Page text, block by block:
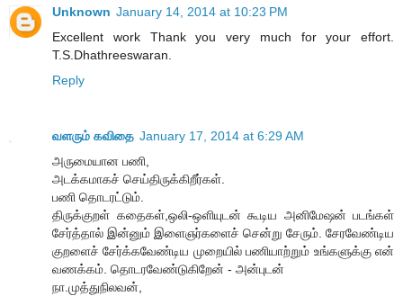
Unknown January 14, 2014 at 10:23 PM
Excellent work Thank you very much for your effort.
T.S.Dhathreeswaran.
Reply
வளரும் கவிதை January 17, 2014 at 6:29 AM
அருமையான பணி,
அடக்கமாகச் செய்திருக்கிறீர்கள்.
பணி தொடரட்டும்.
திருக்குறள் கதைகள்,ஒலி-ஒளியுடன் கூடிய அனிமேஷன் படங்கள்
சேர்த்தால் இன்னும் இளைஞர்களைச் சென்று சேரும். சேரவேண்டிய
குறளைச் சேர்க்கவேண்டிய முறையில் பணியாற்றும் உங்களுக்கு என்
வணக்கம். தொடரவேண்டுகிறேன் - அன்புடன்
நா.முத்துநிலவன்,